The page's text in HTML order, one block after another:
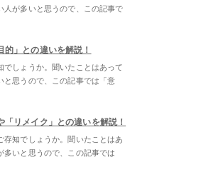
人が多いと思うので、この記事で
的」との違いを解説！
でしょうか。聞いたことはあって
と思うので、この記事では「意
「リメイク」との違いを解説！
存知でしょうか。聞いたことはあ
多いと思うので、この記事では